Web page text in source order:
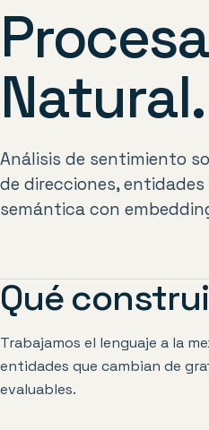
Natural.
Análisis de sentimiento
de direcciones,
semántica con
Qué
Trabajamos el lenguaje a la
entidades que cambian de
evaluables.